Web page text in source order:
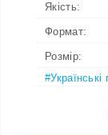
Якість:
Формат:
Розмір:
#Українські